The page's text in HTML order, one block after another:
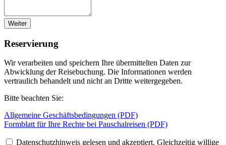
Weiter
Reservierung
Wir verarbeiten und speichern Ihre übermittelten Daten zur
Abwicklung der Reisebuchung. Die Informationen werden
vertraulich behandelt und nicht an Dritte weitergegeben.
Bitte beachten Sie:
Allgemeine Geschäftsbedingungen (PDF)
Formblatt für Ihre Rechte bei Pauschalreisen (PDF)
Datenschutzhinweis gelesen und akzeptiert. Gleichzeitig willige